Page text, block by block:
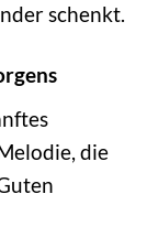
schenkt.
die